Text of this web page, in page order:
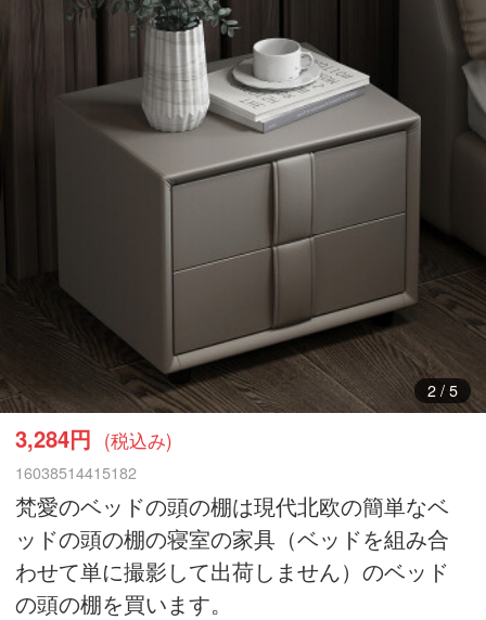
3/ 5
3,284円 (税込み)
16038514415182
梵愛のベッドの頭の棚は現代北欧の簡単なベ
ッドの頭の棚の寝室の家具（ベッドを組み合
わせて単に撮影して出荷しません）のベッド
の頭の棚を買います。